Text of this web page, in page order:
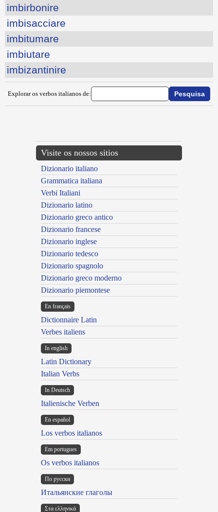
imbirbonire
imbisacciare
imbitumare
imbiutare
imbizantinire
Explorar os verbos italianos de:
Visite os nossos sitios
Dizionario italiano
Grammatica italiana
Verbi Italiani
Dizionario latino
Dizionario greco antico
Dizionario francese
Dizionario inglese
Dizionario tedesco
Dizionario spagnolo
Dizionario greco moderno
Dizionario piemontese
En français
Dictionnaire Latin
Verbes italiens
In english
Latin Dictionary
Italian Verbs
In Deutsch
Italienische Verben
En español
Los verbos italianos
Em portugues
Os verbos italianos
По русски
Итальянские глаголы
Στα ελληνικά